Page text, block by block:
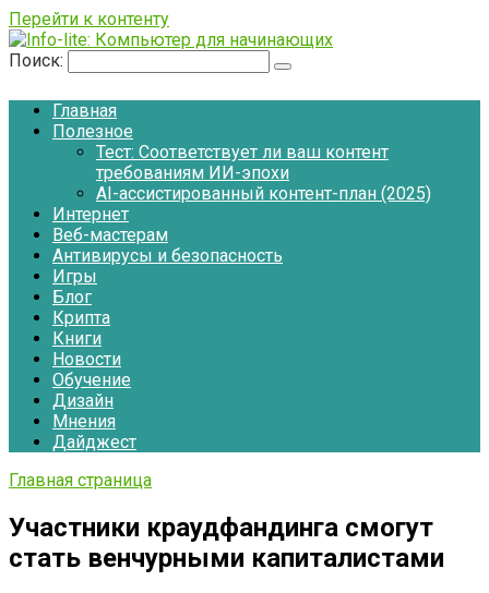
Перейти к контенту
Поиск:
Главная
Полезное
Тест: Соответствует ли ваш контент
требованиям ИИ-эпохи
AI-ассистированный контент-план (2025)
Интернет
Веб-мастерам
Антивирусы и безопасность
Игры
Блог
Крипта
Книги
Новости
Обучение
Дизайн
Мнения
Дайджест
Главная страница
Участники краудфандинга смогут
стать венчурными капиталистами